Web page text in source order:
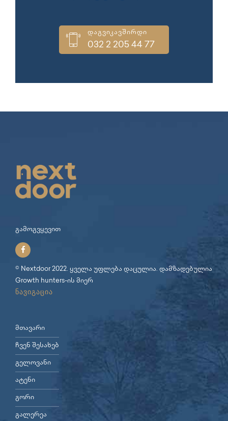
დაგვიკავშირდი
032 2 205 44 77
გამოგვყევით
© Nextdoor 2022. ყველა უფლება დაცულია. დამზადებულია
Growth hunters-ის მიერ
ნავიგაცია
მთავარი
ჩვენ შესახებ
გელოვანი
ატენი
გორი
გალერეა